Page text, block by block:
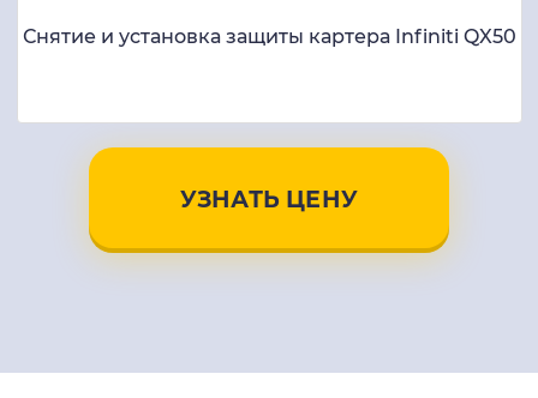
Снятие и установка защиты картера Infiniti QX50
УЗНАТЬ ЦЕНУ